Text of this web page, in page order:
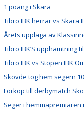
1 poäng i Skara
Tibro IBK herrar vs Skara
Årets upplaga av
Tibro IBK’S upphämtning
Tibro IBK vs Stöpen IBK
Skövde tog hem segern
Förköp till derbymatch
Seger i hemmapremiären